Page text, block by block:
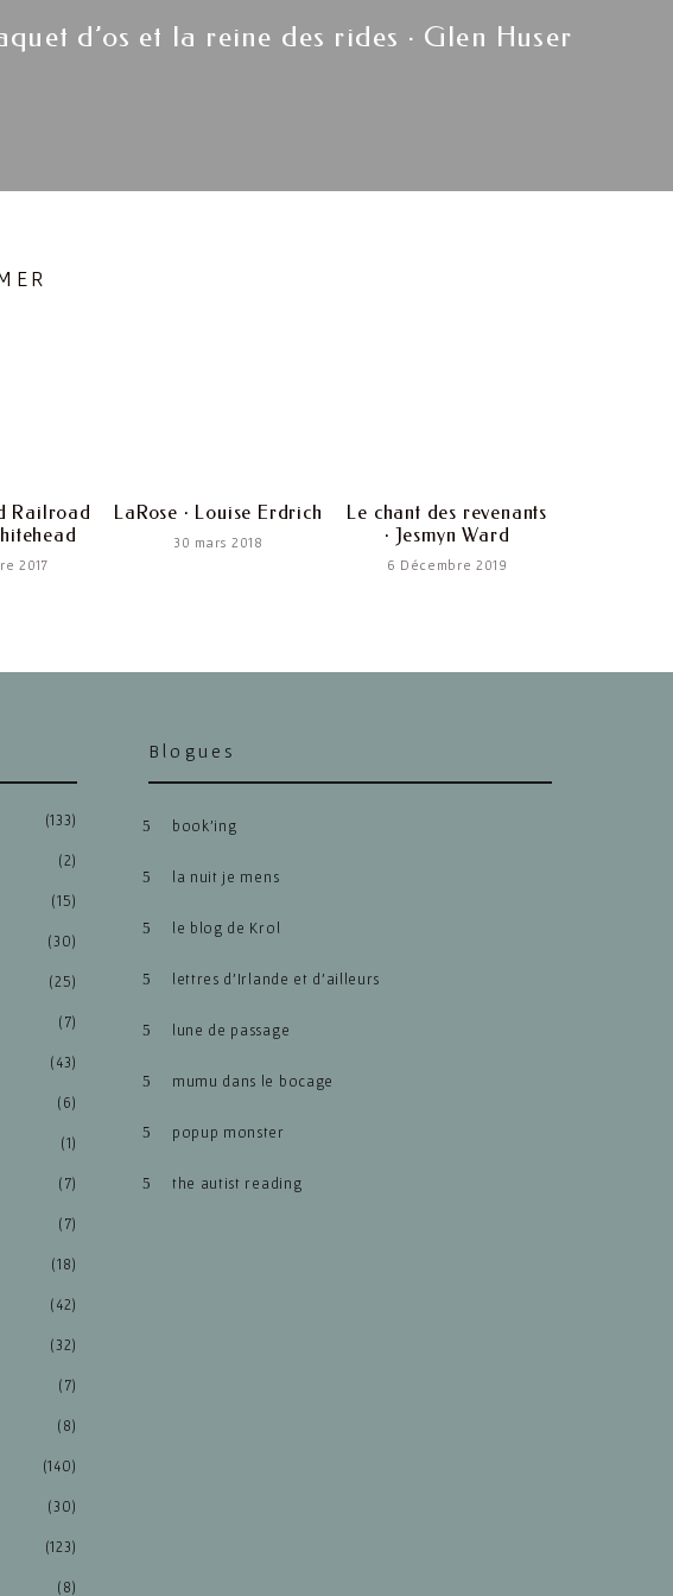
Next
d’os et la reine des rides · Glen Huser
Railroad
2017
LaRose · Louise Erdrich
30 mars 2018
Le chant des revenants
· Jesmyn Ward
6 Décembre 2019
(133)
(2)
(15)
(30)
(25)
(7)
(43)
(6)
(1)
(7)
(7)
(18)
(42)
(32)
(7)
(8)
(140)
(30)
(123)
(8)
Blogues
book’ing
la nuit je mens
le blog de Krol
lettres d’Irlande et d’ailleurs
lune de passage
mumu dans le bocage
popup monster
the autist reading